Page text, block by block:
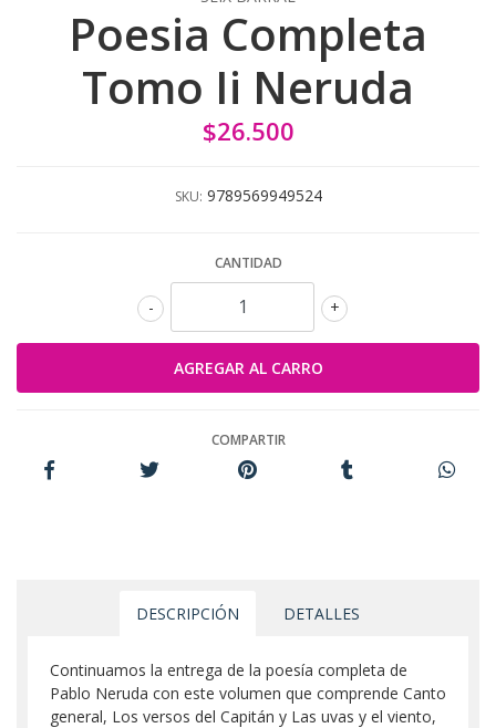
Poesia Completa
Tomo Ii Neruda
$26.500
SKU: 9789569949524
CANTIDAD
+
-
COMPARTIR
DESCRIPCIÓN DETALLES
Continuamos la entrega de la poesía completa de
Pablo Neruda con este volumen que comprende Canto
general, Los versos del Capitán y Las uvas y el viento,